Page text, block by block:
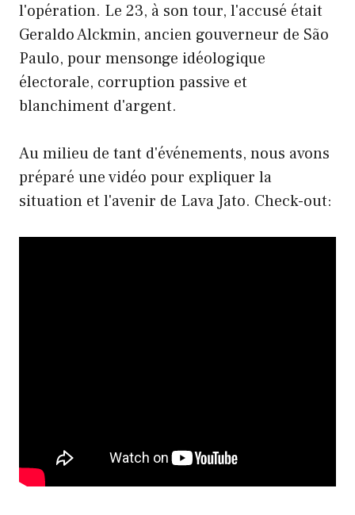
l'opération. Le 23, à son tour, l'accusé était
Geraldo Alckmin, ancien gouverneur de São
Paulo, pour mensonge idéologique
électorale, corruption passive et
blanchiment d'argent.
Au milieu de tant d'événements, nous avons
préparé une vidéo pour expliquer la
situation et l'avenir de Lava Jato. Check-out: